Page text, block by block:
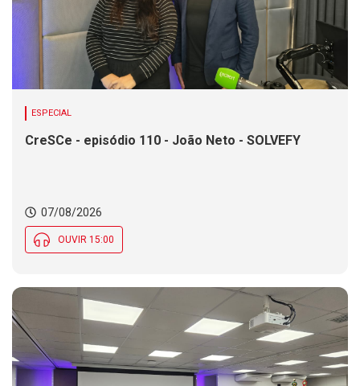
ESPECIAL
CreSCe - episódio 110 - João Neto - SOLVEFY
07/08/2026
OUVIR 15:00